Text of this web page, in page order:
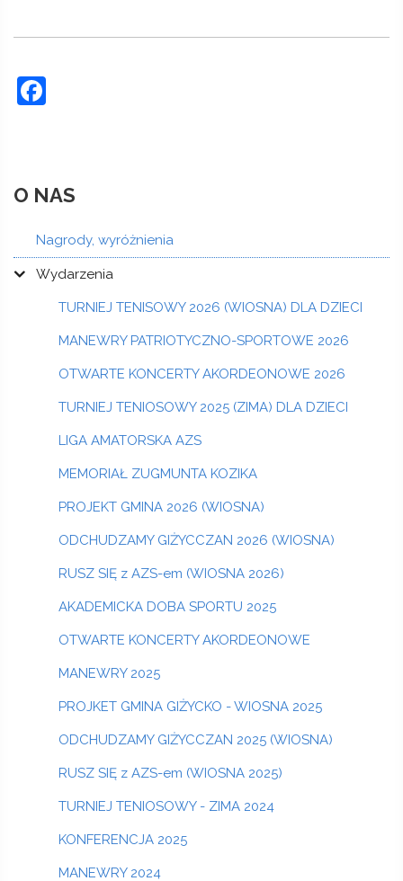
O NAS
Nagrody, wyróżnienia
Wydarzenia
TURNIEJ TENISOWY 2026 (WIOSNA) DLA DZIECI
MANEWRY PATRIOTYCZNO-SPORTOWE 2026
OTWARTE KONCERTY AKORDEONOWE 2026
TURNIEJ TENIOSOWY 2025 (ZIMA) DLA DZIECI
LIGA AMATORSKA AZS
MEMORIAŁ ZUGMUNTA KOZIKA
PROJEKT GMINA 2026 (WIOSNA)
ODCHUDZAMY GIŻYCCZAN 2026 (WIOSNA)
RUSZ SIĘ z AZS-em (WIOSNA 2026)
AKADEMICKA DOBA SPORTU 2025
OTWARTE KONCERTY AKORDEONOWE
MANEWRY 2025
PROJKET GMINA GIŻYCKO - WIOSNA 2025
ODCHUDZAMY GIŻYCCZAN 2025 (WIOSNA)
RUSZ SIĘ z AZS-em (WIOSNA 2025)
TURNIEJ TENIOSOWY - ZIMA 2024
KONFERENCJA 2025
MANEWRY 2024